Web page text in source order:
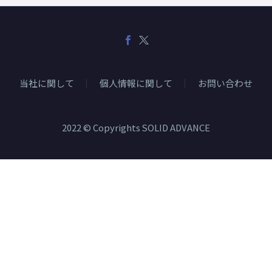
当社に関して 個人情報に関して お問い合わせ
2022 © Copyrights SOLID ADVANCE